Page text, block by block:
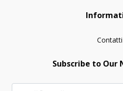
Contatti
Subscribe to Our